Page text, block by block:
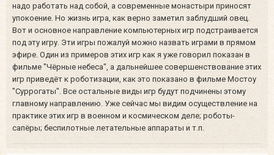
надо работать над собой, а современные монастыри приносят
упокоение. Но жизнь игра, как верно заметил заблудший овец.
Вот и основное направление компьютерных игр подстраивается
под эту игру. Эти игры пожалуй можно назвать играми в прямом
эфире. Один из примеров этих игр как я уже говорил показан в
фильме "Чёрные небеса", а дальнейшее совершенствование этих
игр приведёт к роботизации, как это показано в фильме Мостоу
"Суррогаты". Все остальные виды игр будут подчинены этому
главному направлению. Уже сейчас мы видим осуществление на
практике этих игр в военном и космическом деле; роботы-
сапёры; беспилотные летательные аппараты и т.п.